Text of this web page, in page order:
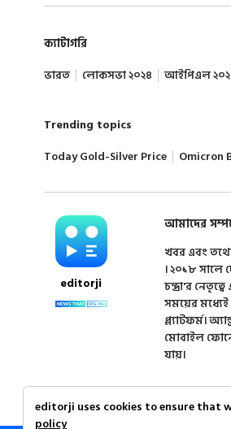
ক্যাটাগরি
ভারত
লোকসভা ২০২৪ আইপিএল
Trending topics
Today Gold-Silver Price
Omicron
editorji
আমাদের
খবর এবং
। ২০১৮ সালে
চন্দ্রা'র
সময়ের
প্ল্যাটফর্ম।
মোবাইল
যায়।
editorji uses cookies to ensure that
policy